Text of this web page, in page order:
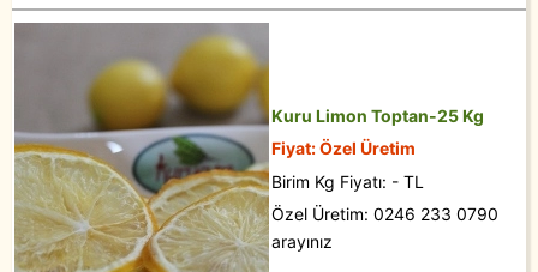
Kuru Limon Toptan-25 Kg
Fiyat: Özel Üretim
Birim Kg Fiyatı: - TL
Özel Üretim: 0246 233 0790
arayınız